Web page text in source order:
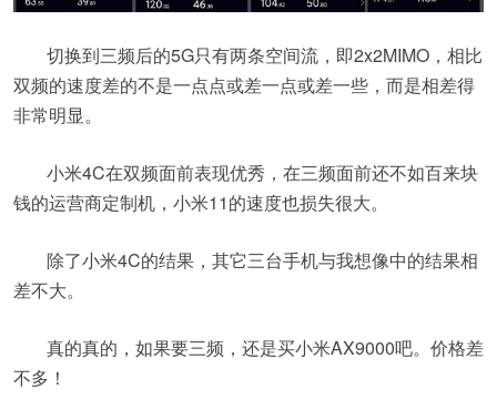
切换到三频后的5G只有两条空间流，即2x2MIMO，相比
双频的速度差的不是一点点或差一点或差一些，而是相差得
非常明显。
小米4C在双频面前表现优秀，在三频面前还不如百来块
钱的运营商定制机，小米11的速度也损失很大。
除了小米4C的结果，其它三台手机与我想像中的结果相
差不大。
真的真的，如果要三频，还是买小米AX9000吧。价格差
不多！